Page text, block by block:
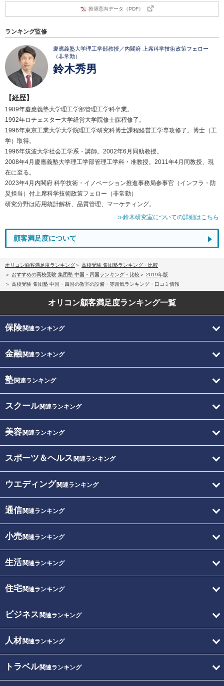
推奨意向データ（PDF）
ランキング監修
慶應義塾大学理工学部教授／内閣府 上席科学技術政策フェロー
（非常勤）
鈴木秀男
【経歴】
1989年慶應義塾大学理工学部管理工学科卒業。
1992年ロチェスター大学経営大学院修士課程修了。
1996年東京工業大学大学院理工学研究科博士課程経営工学専攻修了。博士（工
学）取得。
1996年筑波大学社会工学系・講師。2002年6月同助教授。
2008年4月慶應義塾大学理工学部管理工学科・准教授。2011年4月同教授、現
在に至る。
2023年4月内閣府 科学技術・イノベーション推進事務局参事官（インフラ・防
災担当）付上席科学技術政策フェロー（非常勤）
研究分野は応用統計解析、品質管理、マーケティング。
≫鈴木研究室についての詳細はこちら
顧客満足度について
オリコン顧客満足度ランキング
高校受験 集団塾ランキング・比較
おすすめの高校受験 集団塾 中国・四国ランキング・比較
2019年版
高校受験 集団塾 中国・四国の教室の設備・雰囲気ランキング・口コミ情報
オリコン顧客満足度ランキング一覧
保険関連ランキング
金融関連ランキング
塾関連ランキング
スクール関連ランキング
美容関連ランキング
スポーツ＆ヘルス 関連ランキング
ウエディング関連ランキング
通信関連ランキング
小売関連ランキング
生活関連ランキング
住宅関連ランキング
ビジネス 関連ランキング
人材関連ランキング
トラベル関連ランキング